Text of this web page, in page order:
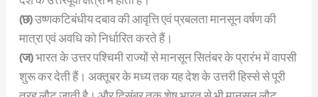
(छ)उष्णकटिबंधीय दबाव की आवृत्ति एवं प्रबलता मानसून वर्षण की
मात्रा एवं अवधि को निर्धारित करते हैं।
(ज)भारत के उत्तर पश्चिमी राज्यों से मानसून सितंबर के प्रारंभ में वापसी
शुरू कर देती हैं। अक्तूबर के मध्य तक यह देश के उत्तरी हिस्से से पूरी